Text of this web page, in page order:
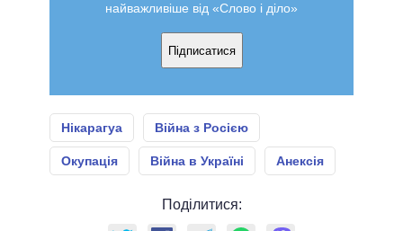
найважливіше від «Слово і діло»
Підписатися
Нікарагуа Війна з Росією
Окупація Війна в Україні Анексія
Поділитися: